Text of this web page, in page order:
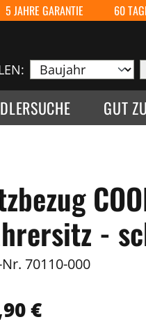
5 JAHRE GARANTIE 60
GUT
-
70110-000
€